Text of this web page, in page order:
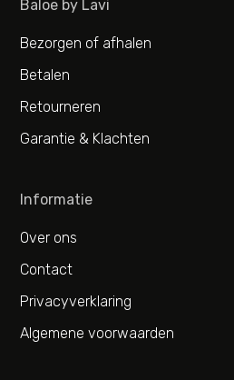
Baloe by Lavi
Bezorgen of afhalen
Betalen
Retourneren
Garantie & Klachten
Informatie
Over ons
Contact
Privacyverklaring
Algemene voorwaarden